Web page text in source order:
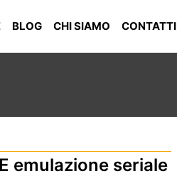
BLOG CHI SIAMO CONTATTI
emulazione seriale